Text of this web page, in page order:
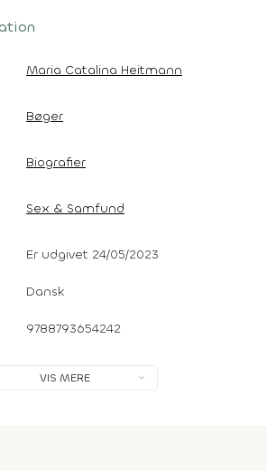
Maria Catalina Heitmann
Bøger
Biografier
Sex & Samfund
Er udgivet 24/05/2023
Dansk
9788793654242
VIS MERE